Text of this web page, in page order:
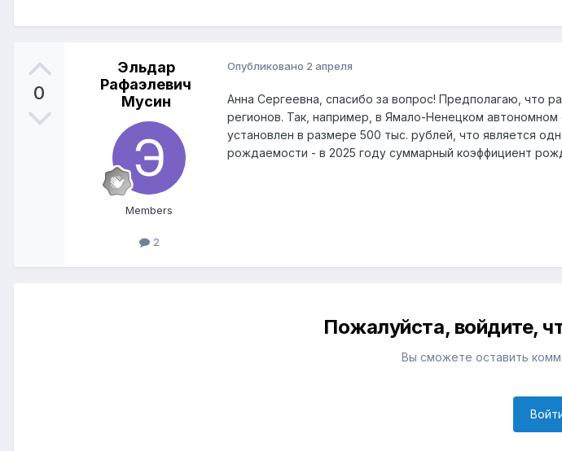
0
Эльдар
Рафаэлевич
Мусин
Members
2
Опубликовано 2 апреля
Анна Сергеевна, спасибо за вопрос! Предполагаю, что
регионов. Так, например, в Ямало-Ненецком
установлен в размере 500 тыс. рублей, что является
рождаемости - в 2025 году суммарный коэффициент
Пожалуйста, войдите,
Вы сможете оставить